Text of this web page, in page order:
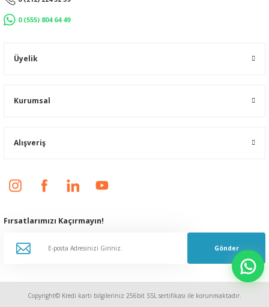
0 (555) 804 64 49
Üyelik
Kurumsal
Alışveriş
Fırsatlarımızı Kaçırmayın!
Gönder
Copyright© Kredi kartı bilgileriniz 256bit SSL sertifikası ile korunmaktadır.